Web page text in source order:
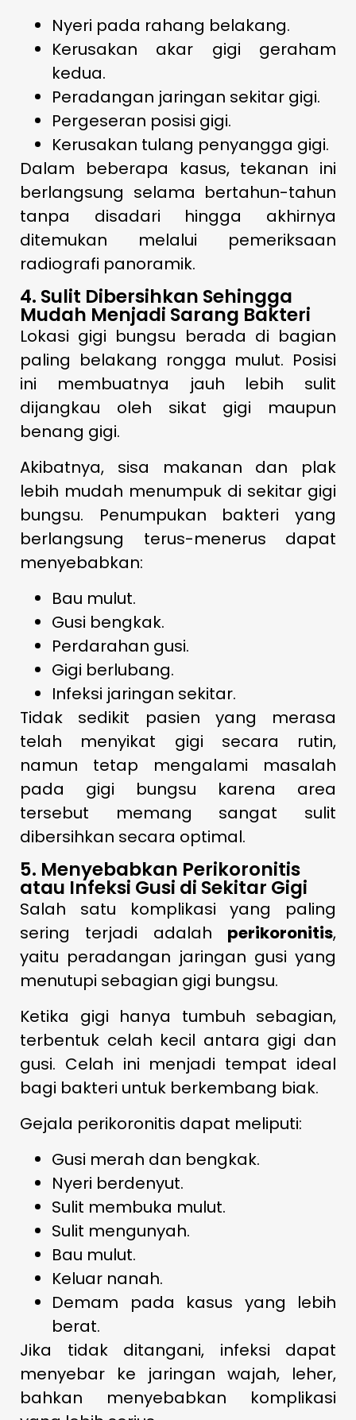
Nyeri pada rahang belakang.
Kerusakan akar gigi geraham
kedua.
Peradangan jaringan sekitar gigi.
Pergeseran posisi gigi.
Kerusakan tulang penyangga gigi.
Dalam beberapa kasus, tekanan ini
berlangsung selama bertahun-tahun
tanpa disadari hingga akhirnya
ditemukan melalui pemeriksaan
radiografi panoramik.
4. Sulit Dibersihkan Sehingga
Mudah Menjadi Sarang Bakteri
Lokasi gigi bungsu berada di bagian
paling belakang rongga mulut. Posisi
ini membuatnya jauh lebih sulit
dijangkau oleh sikat gigi maupun
benang gigi.
Akibatnya, sisa makanan dan plak
lebih mudah menumpuk di sekitar gigi
bungsu. Penumpukan bakteri yang
berlangsung terus-menerus dapat
menyebabkan:
Bau mulut.
Gusi bengkak.
Perdarahan gusi.
Gigi berlubang.
Infeksi jaringan sekitar.
Tidak sedikit pasien yang merasa
telah menyikat gigi secara rutin,
namun tetap mengalami masalah
pada gigi bungsu karena area
tersebut memang sangat sulit
dibersihkan secara optimal.
5. Menyebabkan Perikoronitis
atau Infeksi Gusi di Sekitar Gigi
Salah satu komplikasi yang paling
sering terjadi adalah perikoronitis,
yaitu peradangan jaringan gusi yang
menutupi sebagian gigi bungsu.
Ketika gigi hanya tumbuh sebagian,
terbentuk celah kecil antara gigi dan
gusi. Celah ini menjadi tempat ideal
bagi bakteri untuk berkembang biak.
Gejala perikoronitis dapat meliputi:
Gusi merah dan bengkak.
Nyeri berdenyut.
Sulit membuka mulut.
Sulit mengunyah.
Bau mulut.
Keluar nanah.
Demam pada kasus yang lebih
berat.
Jika tidak ditangani, infeksi dapat
menyebar ke jaringan wajah, leher,
bahkan menyebabkan komplikasi